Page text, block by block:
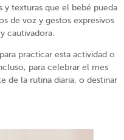
texturas que el bebé pueda
de voz y gestos expresivos
cautivadora.
practicar esta actividad o
para celebrar el mes
de la rutina diaria, o destinar